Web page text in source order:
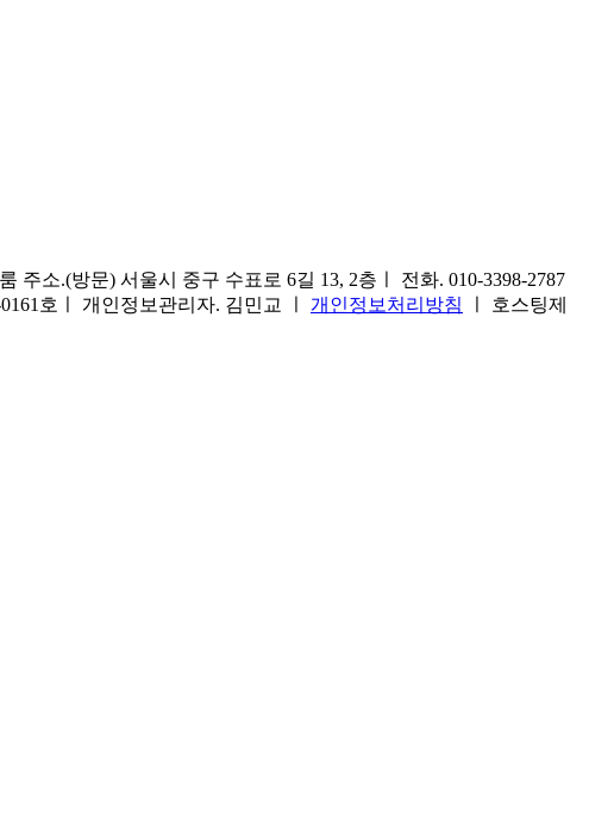
소.(방문) 서울시 중구 수표로 6길 13, 2층ㅣ 전화. 010-3398-2787
호ㅣ 개인정보관리자. 김민교 ㅣ 개인정보처리방침
ㅣ 호스팅제